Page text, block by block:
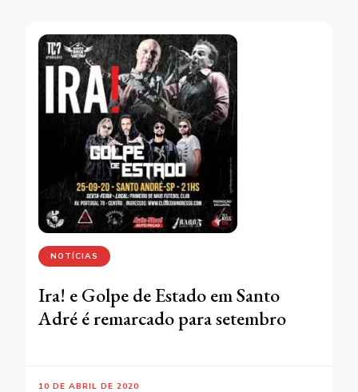
NOTÍCIAS
Ira! e Golpe de Estado em Santo
Adré é remarcado para setembro
10 DE ABRIL DE 2020